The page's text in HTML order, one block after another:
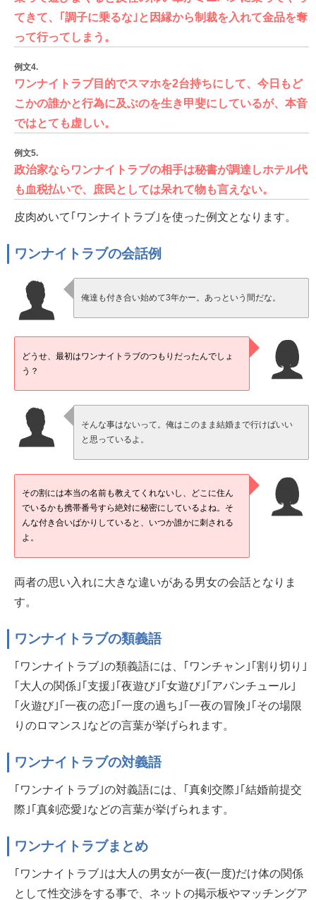
てきて、｢調子に乗るな｣と因縁から制裁を入れて金品を奪
って行ってしまう。
例文4.
ワンナイトラブ目的でスマホを2台持ちにして、今日もど
こかの誰かと行為に及ぶのを生き甲斐にしているが、本音
ではとても虚しい。
例文5.
政治家ならワンナイトラブの相手は秘書が調達しホテル代
も血税払いで、庶民としては呆れて物も言えない。
皮肉めいて｢ワンナイトラブ｣を使った例文となります。
ワンナイトラブの会話例
俺達も付き合い始めて3年かー。あっという間だな。
どうせ、最初はワンナイトラブのつもりだったんでしょ
う？
そんな事はないって。俺はこのまま結婚まで行けばいい
と思っているよ。
その割には本当の名前も教えてくれないし、どこに住ん
でいるかも携帯番号すら絶対に秘密にしているよね。そ
んな付き合いばかりしていると、いつか誰かに刺される
よ。
両者の思い入れに大きな違いがある男女の会話となりま
す。
ワンナイトラブの類義語
｢ワンナイトラブ｣の類義語には、｢ワンチャン｣｢割り切り｣
｢大人の関係｣｢支援｣｢夜遊び｣｢女遊び｣｢アバンチュール｣
｢火遊び｣｢一夜の恋｣｢一度の過ち｣｢一夜の冒険｣｢その場限
りのロマンス｣などの言葉が挙げられます。
ワンナイトラブの対義語
｢ワンナイトラブ｣の対義語には、｢真剣交際｣｢結婚前提交
際｣｢真剣恋愛｣などの言葉が挙げられます。
ワンナイトラブまとめ
｢ワンナイトラブ｣は大人の男女が一夜(一度)だけ体の関係
として性交渉をする事で、ネットの掲示板やマッチングア